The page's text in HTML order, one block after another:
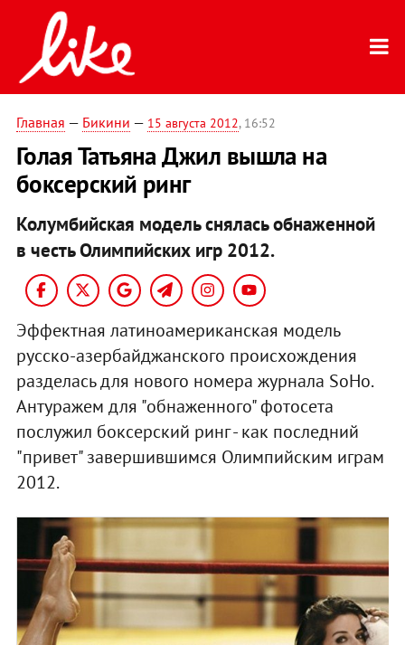
Главная — Бикини — 15 августа 2012, 16:52
Голая Татьяна Джил вышла на
боксерский ринг
Колумбийская модель снялась обнаженной
в честь Олимпийских игр 2012.
Эффектная латиноамериканская модель
русско-азербайджанского происхождения
разделась для нового номера журнала SoHo.
Антуражем для "обнаженного" фотосета
послужил боксерский ринг - как последний
"привет" завершившимся Олимпийским играм
2012.